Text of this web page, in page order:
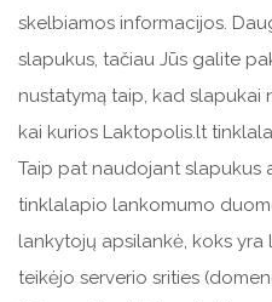
skelbiamos informacijos.
slapukus, tačiau Jūs galite
nustatymą taip, kad slapukai
kai kurios Laktopolis.lt
Taip pat naudojant slapukus
tinklalapio lankomumo
lankytojų apsilankė, koks
teikėjo serverio srities